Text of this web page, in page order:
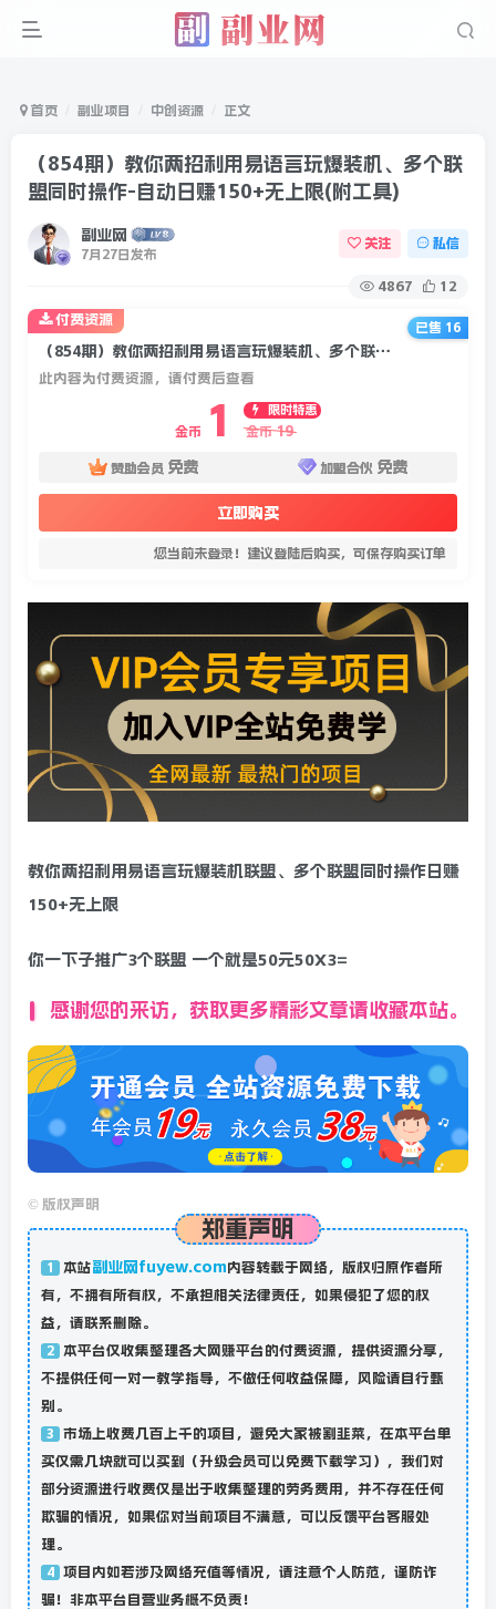
首页 副业项目 中创资源 正文
（854期）教你两招利用易语言玩爆装机、多个联
盟同时操作-自动日赚150+无上限(附工具)
副业网
7月27日发布
关注 私信
4867 12
（854期）教你两招利用易语言玩爆装机、多个联盟同时操作-自动日赚150+无上限(附工具)
此内容为付费资源，请付费后查看
金币 1
限时特惠
金币 19
赞助会员 免费 加盟合伙 免费
立即购买
您当前未登录！建议登陆后购买，可保存购买订单
付费资源
已售 16
教你两招利用易语言玩爆装机联盟、多个联盟同时操作日赚
150+无上限
你一下子推广3个联盟 一个就是50元50X3=
感谢您的来访，获取更多精彩文章请收藏本站。
© 版权声明
郑重声明
1 本站副业网fuyew.com内容转载于网络，版权归原作者所
有，不拥有所有权，不承担相关法律责任，如果侵犯了您的权
益，请联系删除。
2 本平台仅收集整理各大网赚平台的付费资源，提供资源分享，
不提供任何一对一教学指导，不做任何收益保障，风险请自行甄
别。
3 市场上收费几百上千的项目，避免大家被割韭菜，在本平台单
买仅需几块就可以买到（升级会员可以免费下载学习），我们对
部分资源进行收费仅是出于收集整理的劳务费用，并不存在任何
欺骗的情况，如果你对当前项目不满意，可以反馈平台客服处
理。
4 项目内如若涉及网络充值等情况，请注意个人防范，谨防诈
骗！非本平台自营业务概不负责！